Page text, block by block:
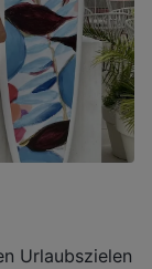
Urlaubszielen